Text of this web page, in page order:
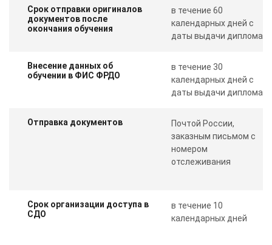
Срок отправки оригиналов
документов после
окончания обучения
в течение 60
календарных дней с
даты выдачи диплома
Внесение данных об
обучении в ФИС ФРДО
в течение 30
календарных дней с
даты выдачи диплома
Отправка документов
Почтой России,
заказным письмом с
номером
отслеживания
Срок организации доступа в
СДО
в течение 10
календарных дней